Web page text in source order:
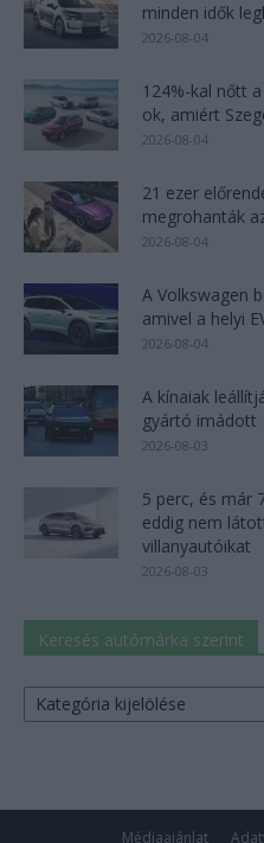
minden idők
2026-08-04
124%-kal nőtt
ok, amiért
2026-08-04
21 ezer
megrohanták
2026-08-04
A Volkswagen
amivel a helyi
2026-08-04
A kínaiak
gyártó imádott
2026-08-03
5 perc, és már
eddig nem
villanyautóikat
2026-08-03
Keresés autómárka szerint
Keresés
autómárka
Médiaajánlat